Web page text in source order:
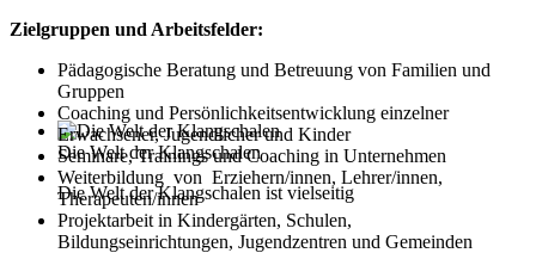
Die Welt der Klangschalen
Die Welt der Klangschalen ist vielseitig
Zielgruppen und Arbeitsfelder:
Pädagogische Beratung und Betreuung von Familien und
Gruppen
Coaching und Persönlichkeitsentwicklung einzelner
Erwachsener, Jugendlicher und Kinder
Seminare, Trainings und Coaching in Unternehmen
Weiterbildung von Erziehern/innen, Lehrer/innen,
Therapeuten/innen
Projektarbeit in Kindergärten, Schulen,
Bildungseinrichtungen, Jugendzentren und Gemeinden